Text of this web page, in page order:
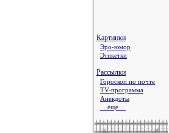
Картинки
Эро-юмор
Этикетки
Рассылки
Гороскоп по почте
TV-программа
Анекдоты
... еще ...